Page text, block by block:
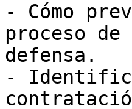
- Cómo
proceso
defensa.
-